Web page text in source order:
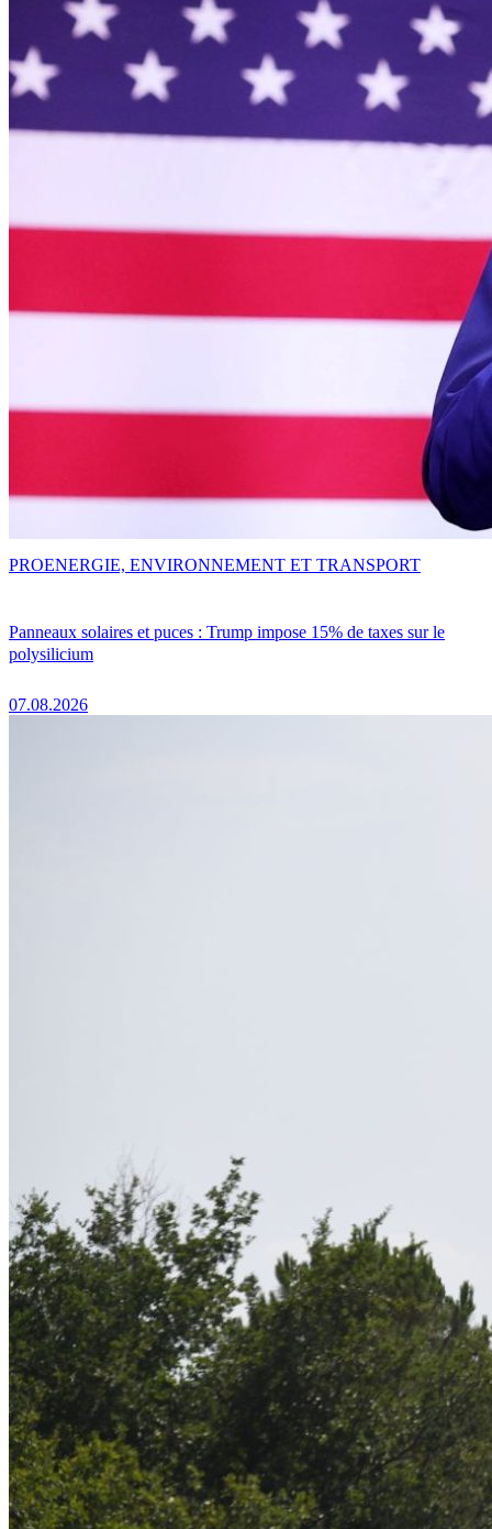
Panneaux solaires et puces : Trump impose 15% de taxes sur le
polysilicium
07.08.2026
PROENERGIE, ENVIRONNEMENT ET TRANSPORT